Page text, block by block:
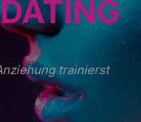
trainierst